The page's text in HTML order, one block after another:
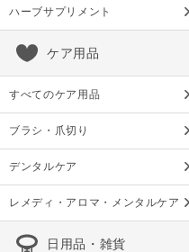
ハーブサプリメント
ケア用品
すべてのケア用品
ブラシ・爪切り
デンタルケア
レメディ・アロマ・メンタルケア
日用品・雑貨